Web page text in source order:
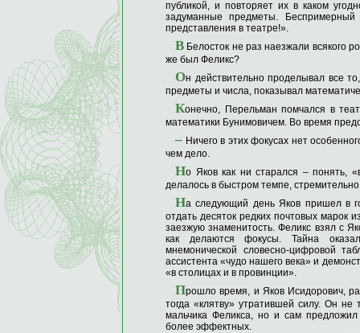
публикой, и повторяет их в каком
задуманные предметы.
представления в театре!».
В Белосток не раз наезжали всякого
же был Феликс?
Он действительно проделывал все
предметы и числа, показывал
Конечно, Перельман помчался в
математики Бунимовичем. Во время
– Ничего в этих фокусах нет
чем дело.
Но Яков как ни старался – понять,
делалось в быстром темпе,
На следующий день Яков пришел в
отдать десяток редких почтовых марок
заезжую знаменитость. Феликс взял с
как делаются фокусы. Тайна
мнемонической словесно-цифровой
ассистента «чудо нашего века» и
«в столицах и в провинции».
Прошло время, и Яков Исидорович,
тогда «клятву» утратившей силу. Он не
мальчика Феликса, но и сам
более эффектных.